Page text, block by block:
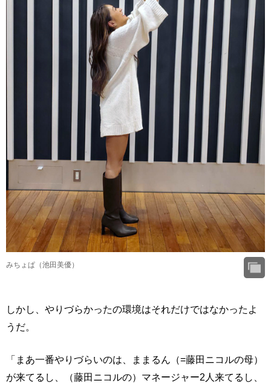
みちょぱ（池田美優）
しかし、やりづらかったの環境はそれだけではなかったよ
うだ。
「まあ一番やりづらいのは、ままるん（=藤田ニコルの母）
が来てるし、（藤田ニコルの）マネージャー2人来てるし、